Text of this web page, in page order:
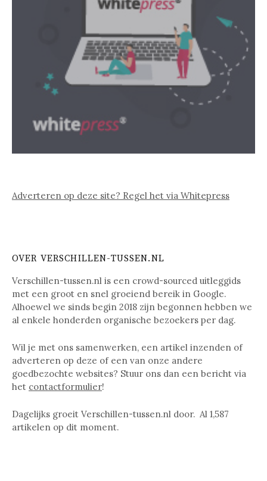
Adverteren op deze site? Regel het via Whitepress
OVER VERSCHILLEN-TUSSEN.NL
Verschillen-tussen.nl is een crowd-sourced uitleggids
met een groot en snel groeiend bereik in Google.
Alhoewel we sinds begin 2018 zijn begonnen hebben we
al enkele honderden organische bezoekers per dag.
Wil je met ons samenwerken, een artikel inzenden of
adverteren op deze of een van onze andere
goedbezochte websites? Stuur ons dan een bericht via
het contactformulier!
Dagelijks groeit Verschillen-tussen.nl door. Al 1,587
artikelen op dit moment.